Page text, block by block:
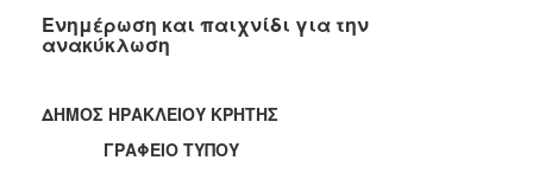
2022
2021
2019
2018
Ενημέρωση και παιχνίδι για την
ανακύκλωση
ΔΗΜΟΣ ΗΡΑΚΛΕΙΟΥ ΚΡΗΤΗΣ
ΓΡΑΦΕΙΟ ΤΥΠΟΥ